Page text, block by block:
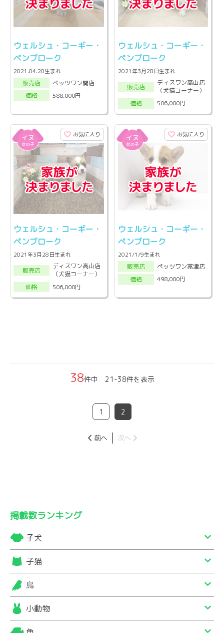
ウェルシュ・コーギー・
ペンブローク
2021.04.20生まれ
販売店
ペッツワン関店
価格
588,000円
ウェルシュ・コーギー・
ペンブローク
2021年3月28日生まれ
販売店
ディスワン高山店
（犬猫コーナー）
価格
506,000円
お気に入り
ウェルシュ・コーギー・
ペンブローク
2021年3月28日生まれ
販売店
ディスワン高山店
（犬猫コーナー）
価格
506,000円
お気に入り
ウェルシュ・コーギー・
ペンブローク
2021/1/9生まれ
販売店
ペッツワン富津店
価格
498,000円
38件中 21-38件を表示
1 2
前へ 次へ
掲載数ランキング
子犬
子猫
鳥
小動物